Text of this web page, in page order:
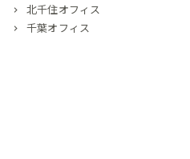
北千住オフィス
千葉オフィス